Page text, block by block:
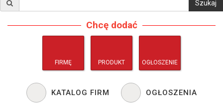
Chcę dodać
FIRMĘ PRODUKT OGŁOSZENIE
KATALOG FIRM OGŁOSZENIA